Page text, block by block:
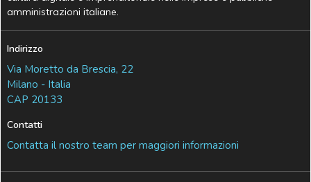
amministrazioni italiane.
Indirizzo
Via Moretto da Brescia, 22
Milano - Italia
CAP 20133
Contatti
Contatta il nostro team per maggiori informazioni